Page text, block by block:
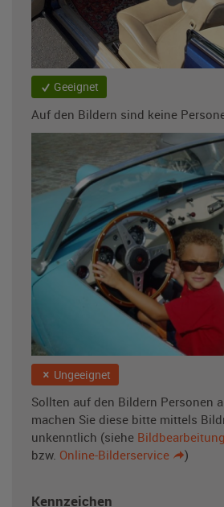
Geeignet
Auf den Bildern sind keine
Ungeeignet
Sollten auf den Bildern Personen
machen Sie diese bitte mittels
unkenntlich (siehe
bzw. Online-Bilderservice )
Kennzeichen